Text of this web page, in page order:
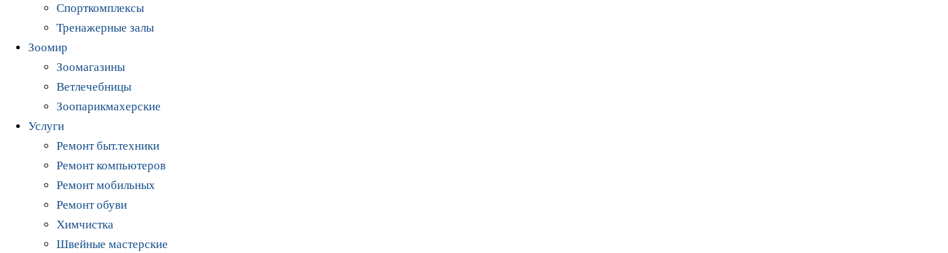
Спорткомплексы
Тренажерные залы
Зоомир
Зоомагазины
Ветлечебницы
Зоопарикмахерские
Услуги
Ремонт быт.техники
Ремонт компьютеров
Ремонт мобильных
Ремонт обуви
Химчистка
Швейные мастерские